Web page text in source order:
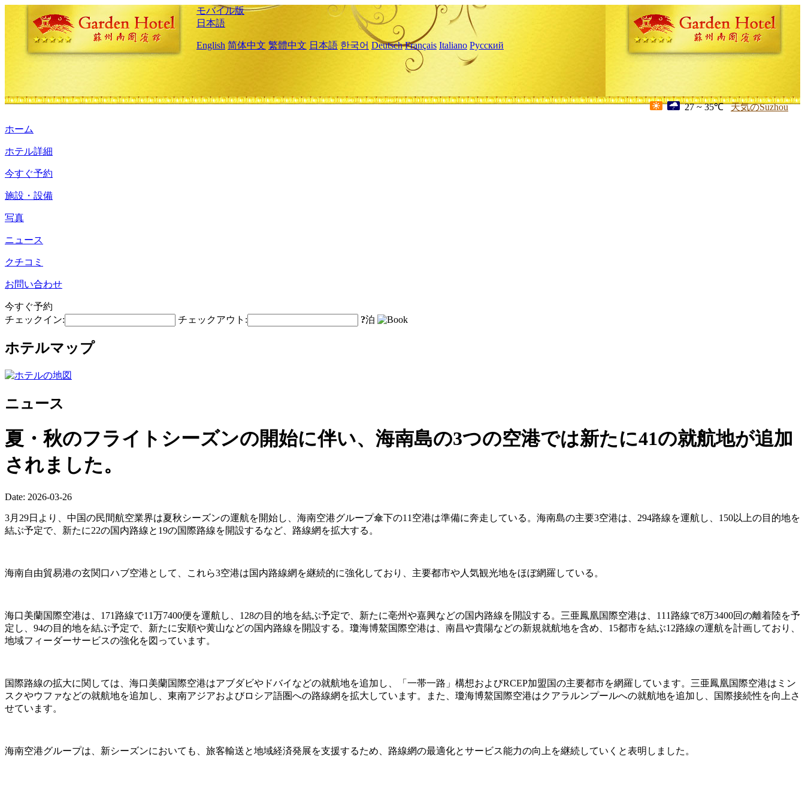
モバイル版
日本語
English 简体中文 繁體中文 日本語 한국어 Deutsch Français Italiano Русский
27 ~ 35℃ 天気のSuzhou
ホーム
ホテル詳細
今すぐ予約
施設・設備
写真
ニュース
クチコミ
お問い合わせ
今すぐ予約
チェックイン:
チェックアウト: ?泊
ホテルマップ
ニュース
夏・秋のフライトシーズンの開始に伴い、海南島の3つの空港では新たに41の就航地が追加
されました。
Date: 2026-03-26
3月29日より、中国の民間航空業界は夏秋シーズンの運航を開始し、海南空港グループ傘下の11空港は準備に奔走している。海南島の主要3空港は、294路線を運航し、150以上の目的地を
結ぶ予定で、新たに22の国内路線と19の国際路線を開設するなど、路線網を拡大する。
海南自由貿易港の玄関口ハブ空港として、これら3空港は国内路線網を継続的に強化しており、主要都市や人気観光地をほぼ網羅している。
海口美蘭国際空港は、171路線で11万7400便を運航し、128の目的地を結ぶ予定で、新たに亳州や嘉興などの国内路線を開設する。三亜鳳凰国際空港は、111路線で8万3400回の離着陸を予
定し、94の目的地を結ぶ予定で、新たに安順や黄山などの国内路線を開設する。瓊海博鰲国際空港は、南昌や貴陽などの新規就航地を含め、15都市を結ぶ12路線の運航を計画しており、
地域フィーダーサービスの強化を図っています。
国際路線の拡大に関しては、海口美蘭国際空港はアブダビやドバイなどの就航地を追加し、「一帯一路」構想およびRCEP加盟国の主要都市を網羅しています。三亜鳳凰国際空港はミン
スクやウファなどの就航地を追加し、東南アジアおよびロシア語圏への路線網を拡大しています。また、瓊海博鰲国際空港はクアラルンプールへの就航地を追加し、国際接続性を向上さ
せています。
海南空港グループは、新シーズンにおいても、旅客輸送と地域経済発展を支援するため、路線網の最適化とサービス能力の向上を継続していくと表明しました。